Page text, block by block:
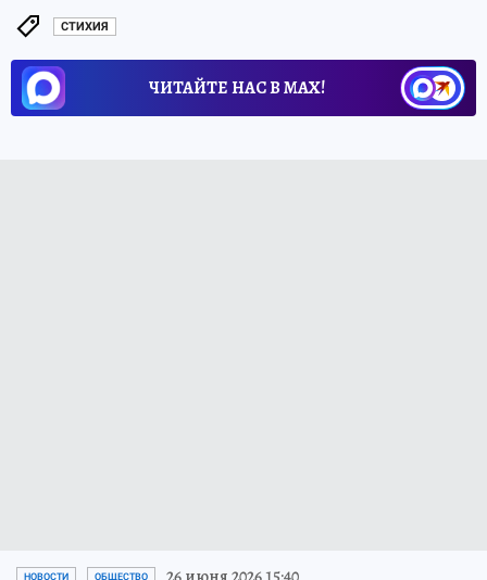
СТИХИЯ
ЧИТАЙТЕ НАС В МАХ!
НОВОСТИ ОБЩЕСТВО